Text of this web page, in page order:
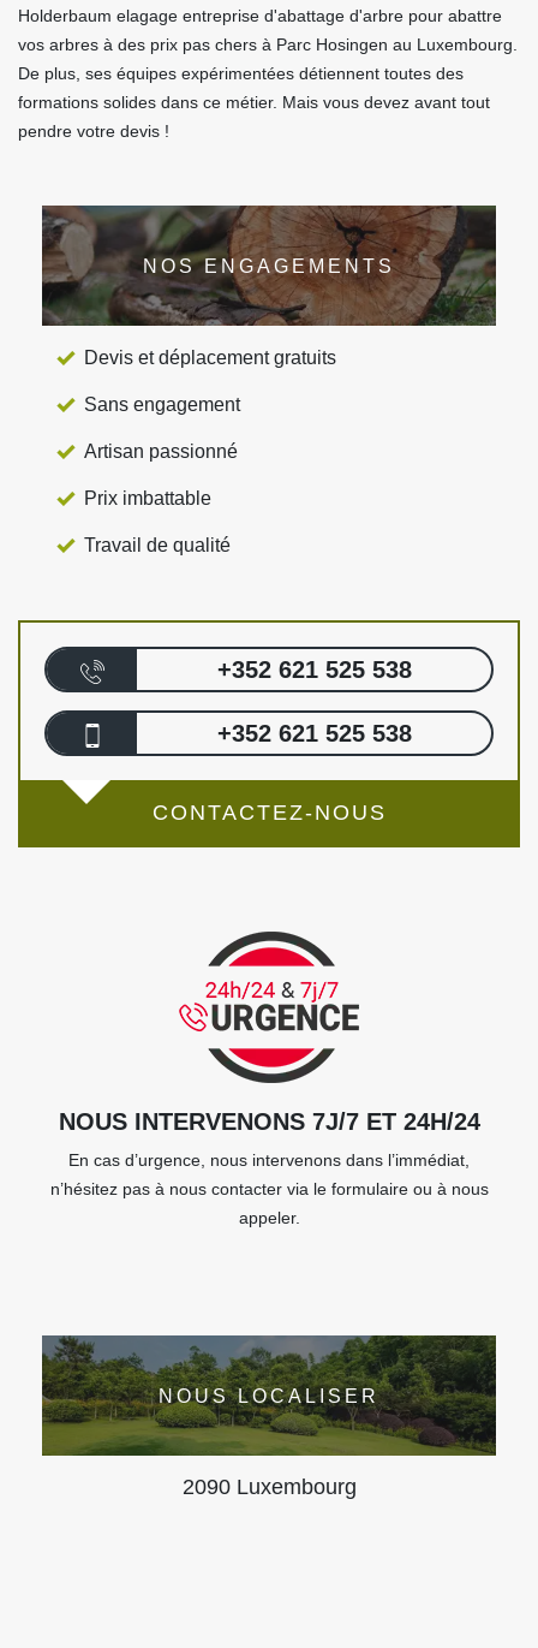
Holderbaum elagage entreprise d'abattage d'arbre pour abattre
vos arbres à des prix pas chers à Parc Hosingen au Luxembourg.
De plus, ses équipes expérimentées détiennent toutes des
formations solides dans ce métier. Mais vous devez avant tout
pendre votre devis !
NOS ENGAGEMENTS
Devis et déplacement gratuits
Sans engagement
Artisan passionné
Prix imbattable
Travail de qualité
+352 621 525 538
+352 621 525 538
CONTACTEZ-NOUS
NOUS INTERVENONS 7J/7 ET 24H/24
En cas d’urgence, nous intervenons dans l’immédiat,
n’hésitez pas à nous contacter via le formulaire ou à nous
appeler.
NOUS LOCALISER
2090 Luxembourg